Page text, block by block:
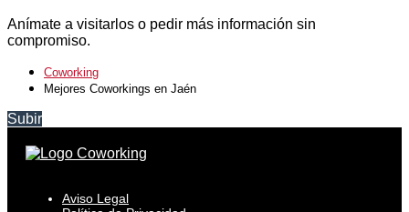
Anímate a visitarlos o pedir más información sin
compromiso.
Coworking
Mejores Coworkings en Jaén
Subir
Aviso Legal